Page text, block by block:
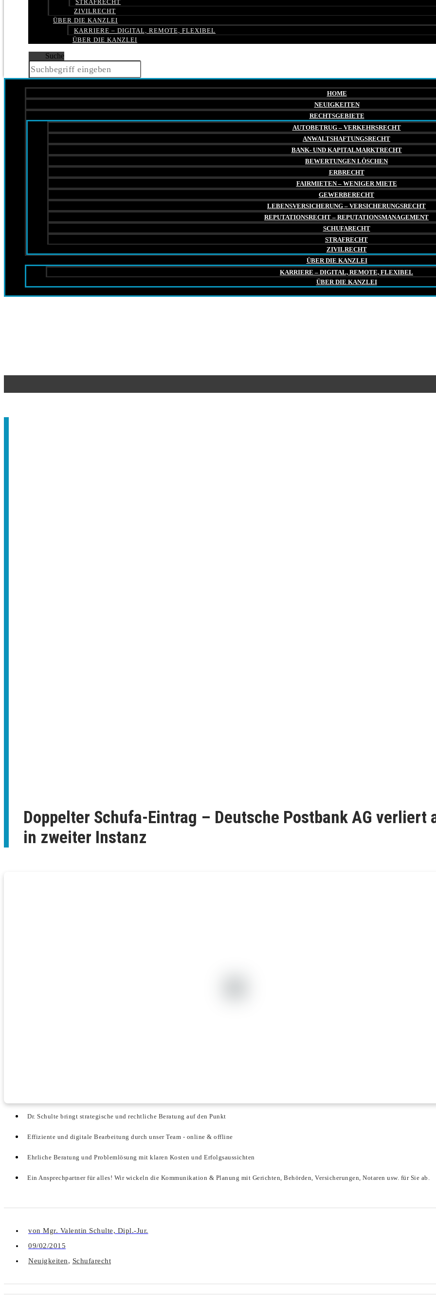
STRAFRECHT
ZIVILRECHT
ÜBER DIE KANZLEI
KARRIERE – DIGITAL, REMOTE, FLEXIBEL
ÜBER DIE KANZLEI
Suche
HOME
NEUIGKEITEN
RECHTSGEBIETE
AUTOBETRUG – VERKEHRSRECHT
ANWALTSHAFTUNGSRECHT
BANK- UND KAPITALMARKTRECHT
BEWERTUNGEN LÖSCHEN
ERBRECHT
FAIRMIETEN – WENIGER MIETE
GEWERBERECHT
LEBENSVERSICHERUNG – VERSICHERUNGSRECHT
REPUTATIONSRECHT – REPUTATIONSMANAGEMENT
SCHUFARECHT
STRAFRECHT
ZIVILRECHT
ÜBER DIE KANZLEI
KARRIERE – DIGITAL, REMOTE, FLEXIBEL
ÜBER DIE KANZLEI
Doppelter Schufa-Eintrag – Deutsche Postbank AG verliert
in zweiter Instanz
Dr. Schulte bringt strategische und rechtliche Beratung auf den Punkt
Effiziente und digitale Bearbeitung durch unser Team - online & offline
Ehrliche Beratung und Problemlösung mit klaren Kosten und Erfolgsaussichten
Ein Ansprechpartner für alles! Wir wickeln die Kommunikation & Planung mit Gerichten, Behörden, Versicherungen, Notaren usw. für Sie ab.
von Mgr. Valentin Schulte, Dipl.-Jur.
09/02/2015
Neuigkeiten, Schufarecht